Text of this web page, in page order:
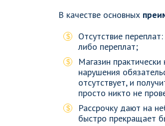
В качестве основных
Отсутствие
либо переплат;
Магазин практически
нарушения
отсутствует, и
просто никто не
Рассрочку дают на
быстро прекращает